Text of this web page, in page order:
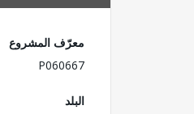
معرّف المشروع
P060667
البلد